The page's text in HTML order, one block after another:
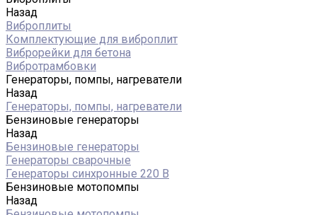
Назад
Виброплиты
Комплектующие для виброплит
Виброрейки для бетона
Вибротрамбовки
Генераторы, помпы, нагреватели
Назад
Генераторы, помпы, нагреватели
Бензиновые генераторы
Назад
Бензиновые генераторы
Генераторы сварочные
Генераторы синхронные 220 В
Бензиновые мотопомпы
Назад